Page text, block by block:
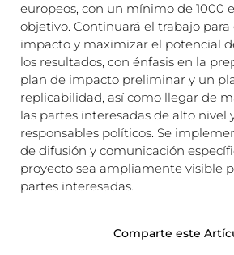
europeos, con un mínimo de 1000
objetivo. Continuará el trabajo
impacto y maximizar el potencial
los resultados, con énfasis en la
plan de impacto preliminar y un
replicabilidad, así como llegar de
las partes interesadas de alto nivel
responsables políticos. Se
de difusión y comunicación
proyecto sea ampliamente visible
partes interesadas.
Comparte este